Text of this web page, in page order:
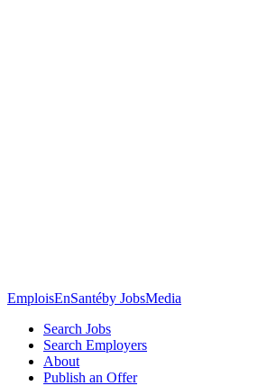
EmploisEnSantéby JobsMedia
Search Jobs
Search Employers
About
Publish an Offer